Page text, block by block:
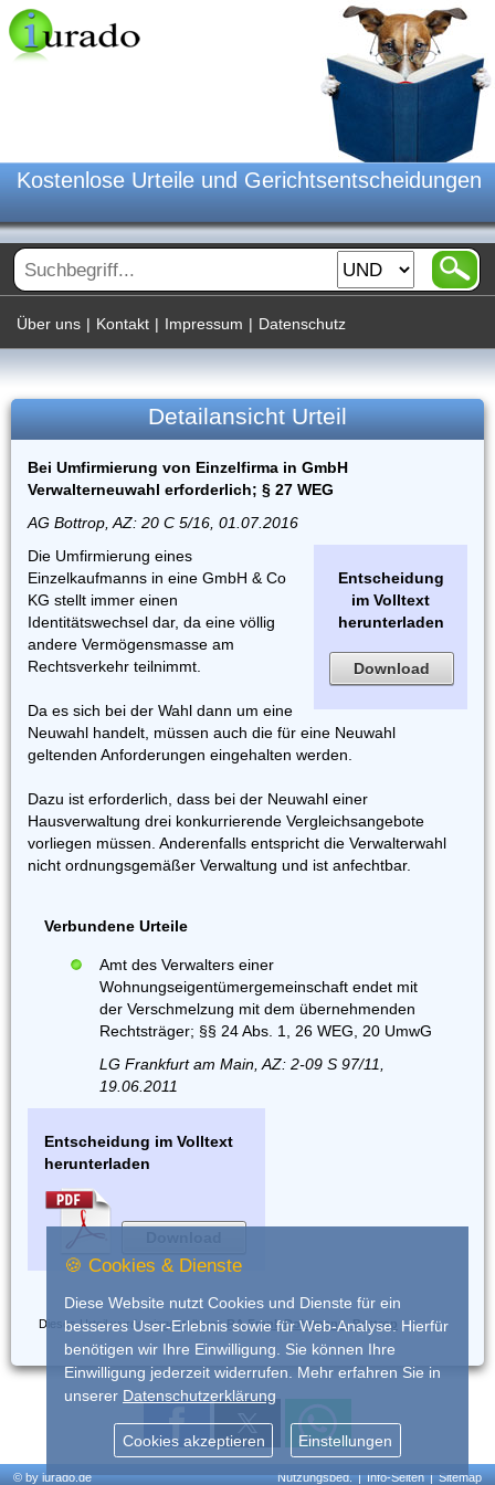
Kostenlose Urteile und Gerichtsentscheidungen
Über uns | Kontakt | Impressum | Datenschutz
Detailansicht Urteil
Bei Umfirmierung von Einzelfirma in GmbH
Verwalterneuwahl erforderlich; § 27 WEG
AG Bottrop, AZ: 20 C 5/16, 01.07.2016
Entscheidung
im Volltext
herunterladen
Download
Die Umfirmierung eines
Einzelkaufmanns in eine GmbH & Co
KG stellt immer einen
Identitätswechsel dar, da eine völlig
andere Vermögensmasse am
Rechtsverkehr teilnimmt.
Da es sich bei der Wahl dann um eine
Neuwahl handelt, müssen auch die für eine Neuwahl
geltenden Anforderungen eingehalten werden.
Dazu ist erforderlich, dass bei der Neuwahl einer
Hausverwaltung drei konkurrierende Vergleichsangebote
vorliegen müssen. Anderenfalls entspricht die Verwalterwahl
nicht ordnungsgemäßer Verwaltung und ist anfechtbar.
Verbundene Urteile
Amt des Verwalters einer
Wohnungseigentümergemeinschaft endet mit
der Verschmelzung mit dem übernehmenden
Rechtsträger; §§ 24 Abs. 1, 26 WEG, 20 UmwG
LG Frankfurt am Main, AZ: 2-09 S 97/11,
19.06.2011
Entscheidung im Volltext
herunterladen
Dieses Urteil wurde eingestellt vonRA Frank Dohrmann, Bottrop
© by iurado.de Sitemap
|
Info-Seiten
|
Nutzungsbed.
🍪 Cookies & Dienste
Diese Website nutzt Cookies und Dienste für ein
besseres User-Erlebnis sowie für Web-Analyse. Hierfür
benötigen wir Ihre Einwilligung. Sie können Ihre
Einwilligung jederzeit widerrufen. Mehr erfahren Sie in
unserer Datenschutzerklärung
Cookies akzeptieren Einstellungen